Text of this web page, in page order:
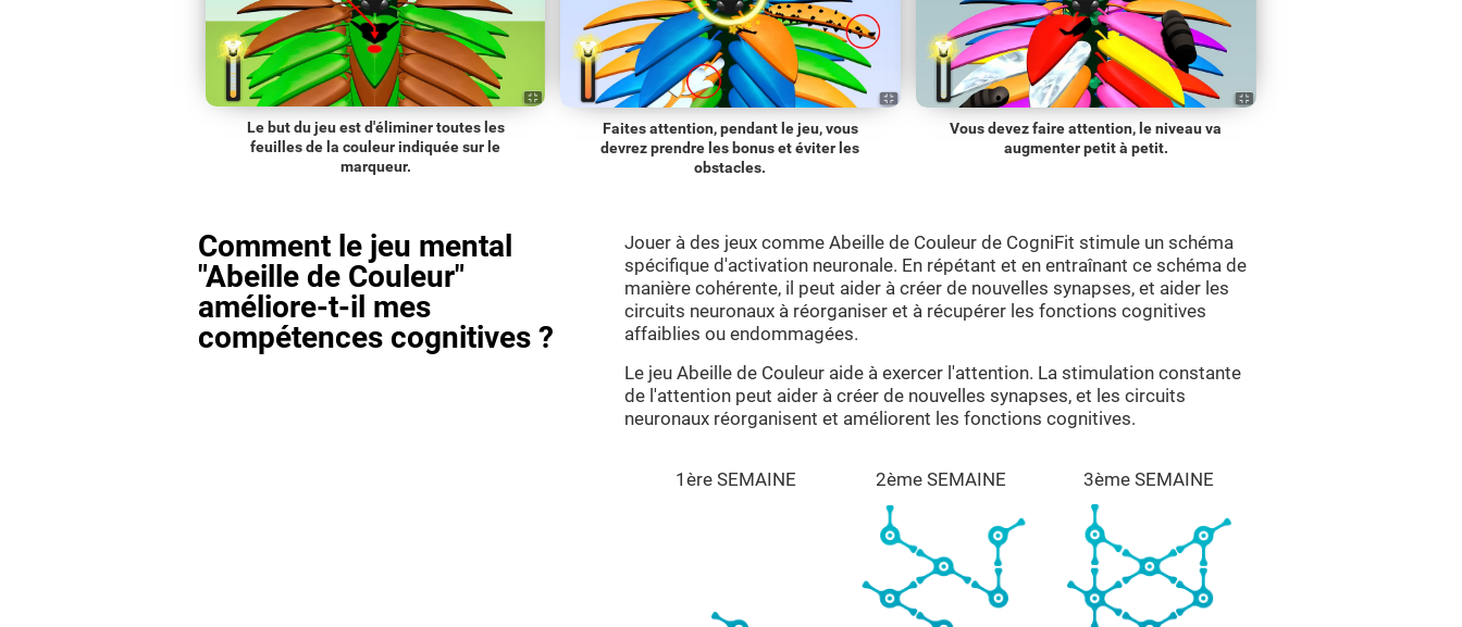
Le but du jeu est d'éliminer toutes les
feuilles de la couleur indiquée sur le
marqueur.
Faites attention, pendant le jeu, vous
devrez prendre les bonus et éviter les
obstacles.
Vous devez faire attention, le niveau va
augmenter petit à petit.
Comment le jeu mental
"Abeille de Couleur"
améliore-t-il mes
compétences cognitives ?
Jouer à des jeux comme Abeille de Couleur de CogniFit stimule un schéma
spécifique d'activation neuronale. En répétant et en entraînant ce schéma de
manière cohérente, il peut aider à créer de nouvelles synapses, et aider les
circuits neuronaux à réorganiser et à récupérer les fonctions cognitives
affaiblies ou endommagées.
Le jeu Abeille de Couleur aide à exercer l'attention. La stimulation constante
de l'attention peut aider à créer de nouvelles synapses, et les circuits
neuronaux réorganisent et améliorent les fonctions cognitives.
1ère SEMAINE 2ème SEMAINE 3ème SEMAINE